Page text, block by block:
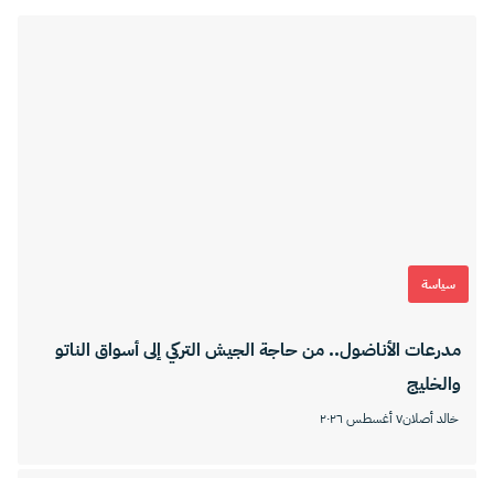
سياسة
مدرعات الأناضول.. من حاجة الجيش التركي إلى أسواق الناتو
والخليج
خالد أصلان٧ أغسطس ٢٠٢٦